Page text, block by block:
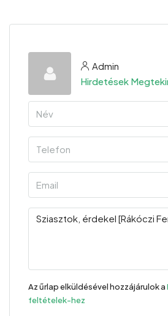
Admin
Hirdetések
Az űrlap elküldésével hozzájárulok a
feltételek-hez